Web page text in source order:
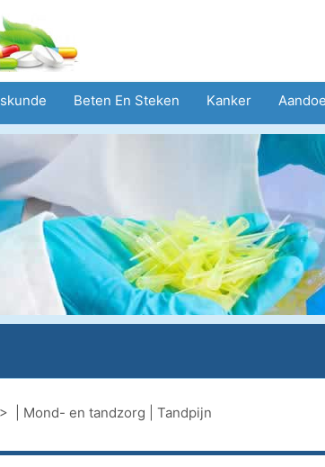
Beten En Steken Kanker
Geestelijke
> | Mond- en tandzorg Tandpijn